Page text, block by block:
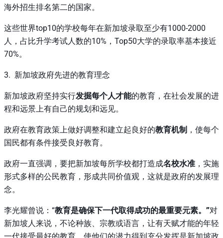
海外招生排名第二的国家。
这些世界top10的学校每年在新加坡录取至少有1000-2000
人，占比升学考试人数的10%，Top50大学的录取率基本接近
70%。
3. 新加坡政府先进的教育理念
新加坡政府坚持实行发掘每个人才能的教育，在社会发展的进
程和远景上有自己的规划和远见。
政府在教育政策上做好调整和建立起良好的教育机制 ，使每个
国民都有条件接受良好教育。
政府一直强调，要把新加坡每所学校都打造成名校水准 ，实施
形式多样的公民教育，形成共同价值观，这就是政府的发展理
念。
李光耀曾说：“教育是确保下一代取得成功的最重要元素。”对
新加坡人来说，不论种族、宗教或语言，让有天赋才能的年轻